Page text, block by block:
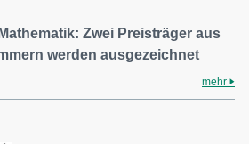
Zwei Preisträger aus
werden ausgezeichnet
mehr